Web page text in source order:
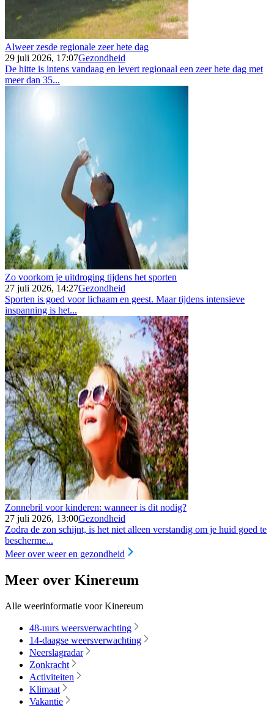
Alweer zesde regionale zeer hete dag
29 juli 2026, 17:07Gezondheid
De hitte is intens vandaag en levert regionaal een zeer hete dag met
meer dan 35...
Zo voorkom je uitdroging tijdens het sporten
27 juli 2026, 14:27Gezondheid
Sporten is goed voor lichaam en geest. Maar tijdens intensieve
inspanning is het...
Zonnebril voor kinderen: wanneer is dit nodig?
27 juli 2026, 13:00Gezondheid
Zodra de zon schijnt, is het niet alleen verstandig om je huid goed te
bescherme...
Meer over weer en gezondheid
Meer over Kinereum
Alle weerinformatie voor Kinereum
48-uurs weersverwachting
14-daagse weersverwachting
Neerslagradar
Zonkracht
Activiteiten
Klimaat
Vakantie